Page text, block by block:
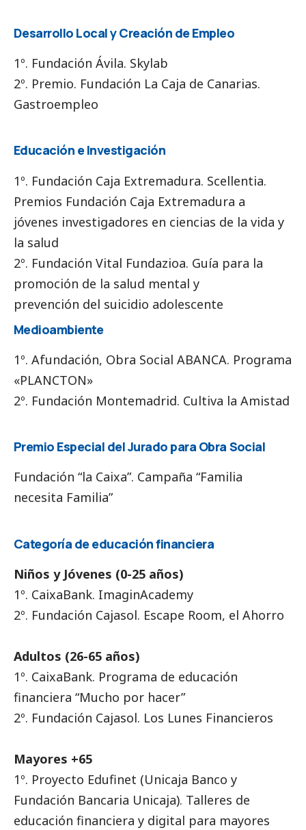
Desarrollo Local y Creación de Empleo
1º. Fundación Ávila. Skylab
2º. Premio. Fundación La Caja de Canarias.
Gastroempleo
Educación e Investigación
1º. Fundación Caja Extremadura. Scellentia.
Premios Fundación Caja Extremadura a
jóvenes investigadores en ciencias de la vida y
la salud
2º. Fundación Vital Fundazioa. Guía para la
promoción de la salud mental y
prevención del suicidio adolescente
Medioambiente
1º. Afundación, Obra Social ABANCA. Programa
«PLANCTON»
2º. Fundación Montemadrid. Cultiva la Amistad
Premio Especial del Jurado para Obra Social
Fundación “la Caixa”. Campaña “Familia
necesita Familia”
Categoría de educación financiera
Niños y Jóvenes (0-25 años)
1º. CaixaBank. ImaginAcademy
2º. Fundación Cajasol. Escape Room, el Ahorro
Adultos (26-65 años)
1º. CaixaBank. Programa de educación
financiera “Mucho por hacer”
2º. Fundación Cajasol. Los Lunes Financieros
Mayores +65
1º. Proyecto Edufinet (Unicaja Banco y
Fundación Bancaria Unicaja). Talleres de
educación financiera y digital para mayores